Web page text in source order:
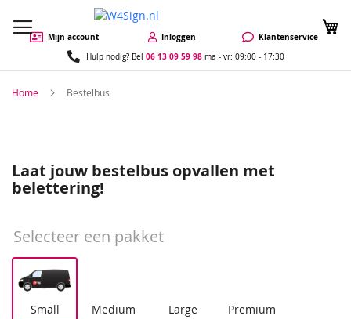
Mijn account Inloggen Klantenservice
Hulp nodig? Bel 06 13 09 59 98ma - vr: 09:00 - 17:30
Home Bestelbus
Laat jouw bestelbus opvallen met
belettering!
Selecteer een pakket
Small Medium Large Premium